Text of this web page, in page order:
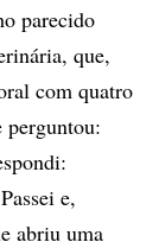
parecido
que,
com quatro
perguntou:
e,
abriu uma